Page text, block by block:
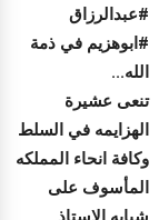
#عبدالرزاق
#ابوهزيم في ذمة
الله...
تنعى عشيرة
الهزايمه في السلط
وكافة انحاء المملكه
المأسوف على